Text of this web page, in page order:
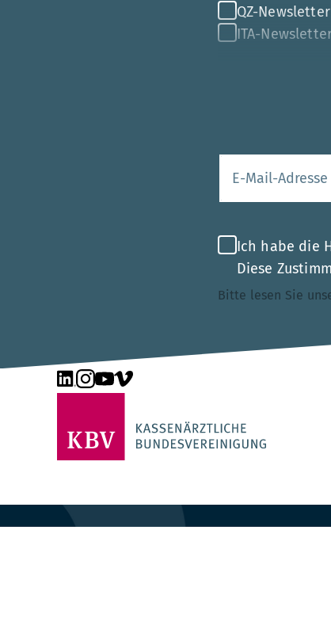
QZ-
ITA-
Ich habe die
Diese
Bitte lesen Sie
Ihre E-Mail-
Unsere Seite auf LinkedIn
Unsere Seite auf Instagram
Unsere Seite auf YouTube
Unsere Seite auf Vimeo